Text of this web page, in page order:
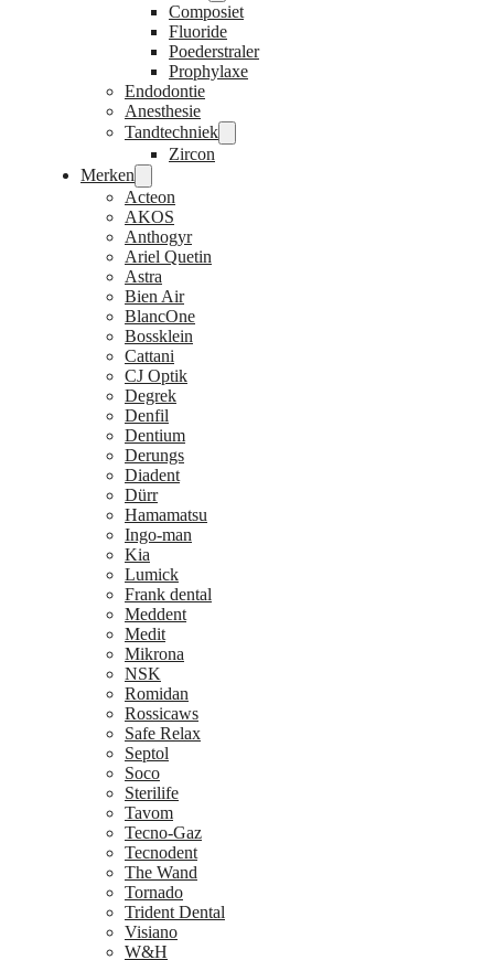
Composiet
Fluoride
Poederstraler
Prophylaxe
Endodontie
Anesthesie
Tandtechniek
Zircon
Merken
Acteon
AKOS
Anthogyr
Ariel Quetin
Astra
Bien Air
BlancOne
Bossklein
Cattani
CJ Optik
Degrek
Denfil
Dentium
Derungs
Diadent
Dürr
Hamamatsu
Ingo-man
Kia
Lumick
Frank dental
Meddent
Medit
Mikrona
NSK
Romidan
Rossicaws
Safe Relax
Septol
Soco
Sterilife
Tavom
Tecno-Gaz
Tecnodent
The Wand
Tornado
Trident Dental
Visiano
W&H